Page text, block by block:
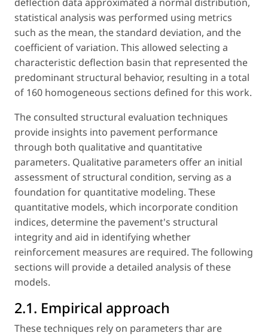
statistical analysis was performed using metrics
such as the mean, the standard deviation, and the
coefficient of variation. This allowed selecting a
characteristic deflection basin that represented the
predominant structural behavior, resulting in a total
of 160 homogeneous sections defined for this work.
The consulted structural evaluation techniques
provide insights into pavement performance
through both qualitative and quantitative
parameters. Qualitative parameters offer an initial
assessment of structural condition, serving as a
foundation for quantitative modeling. These
quantitative models, which incorporate condition
indices, determine the pavement's structural
integrity and aid in identifying whether
reinforcement measures are required. The following
sections will provide a detailed analysis of these
models.
2.1. Empirical approach
These techniques rely on parameters thar are